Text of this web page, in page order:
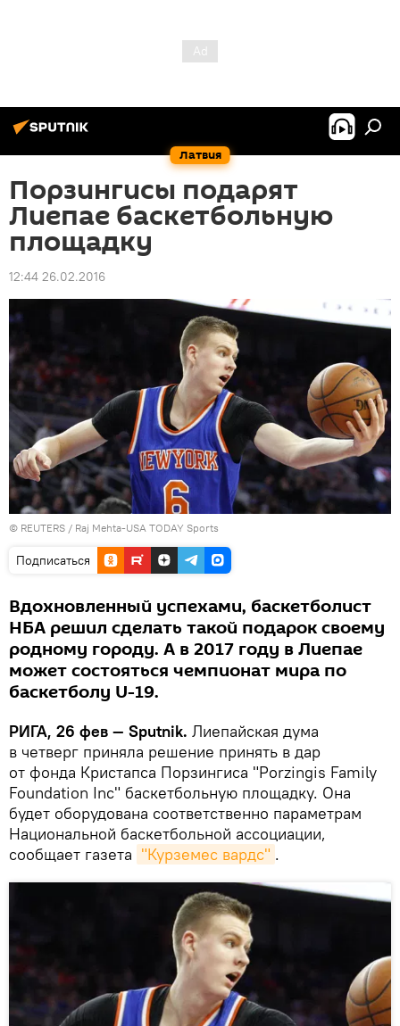
Латвия
Порзингисы подарят
Лиепае баскетбольную
площадку
12:44 26.02.2016
© REUTERS / Raj Mehta-USA TODAY Sports
Подписаться
Вдохновленный успехами, баскетболист
НБА решил сделать такой подарок своему
родному городу. А в 2017 году в Лиепае
может состояться чемпионат мира по
баскетболу U-19.
РИГА, 26 фев — Sputnik. Лиепайская дума
в четверг приняла решение принять в дар
от фонда Кристапса Порзингиса "Porzingis Family
Foundation Inc" баскетбольную площадку. Она
будет оборудована соответственно параметрам
Национальной баскетбольной ассоциации,
сообщает газета "Курземес вардс" .